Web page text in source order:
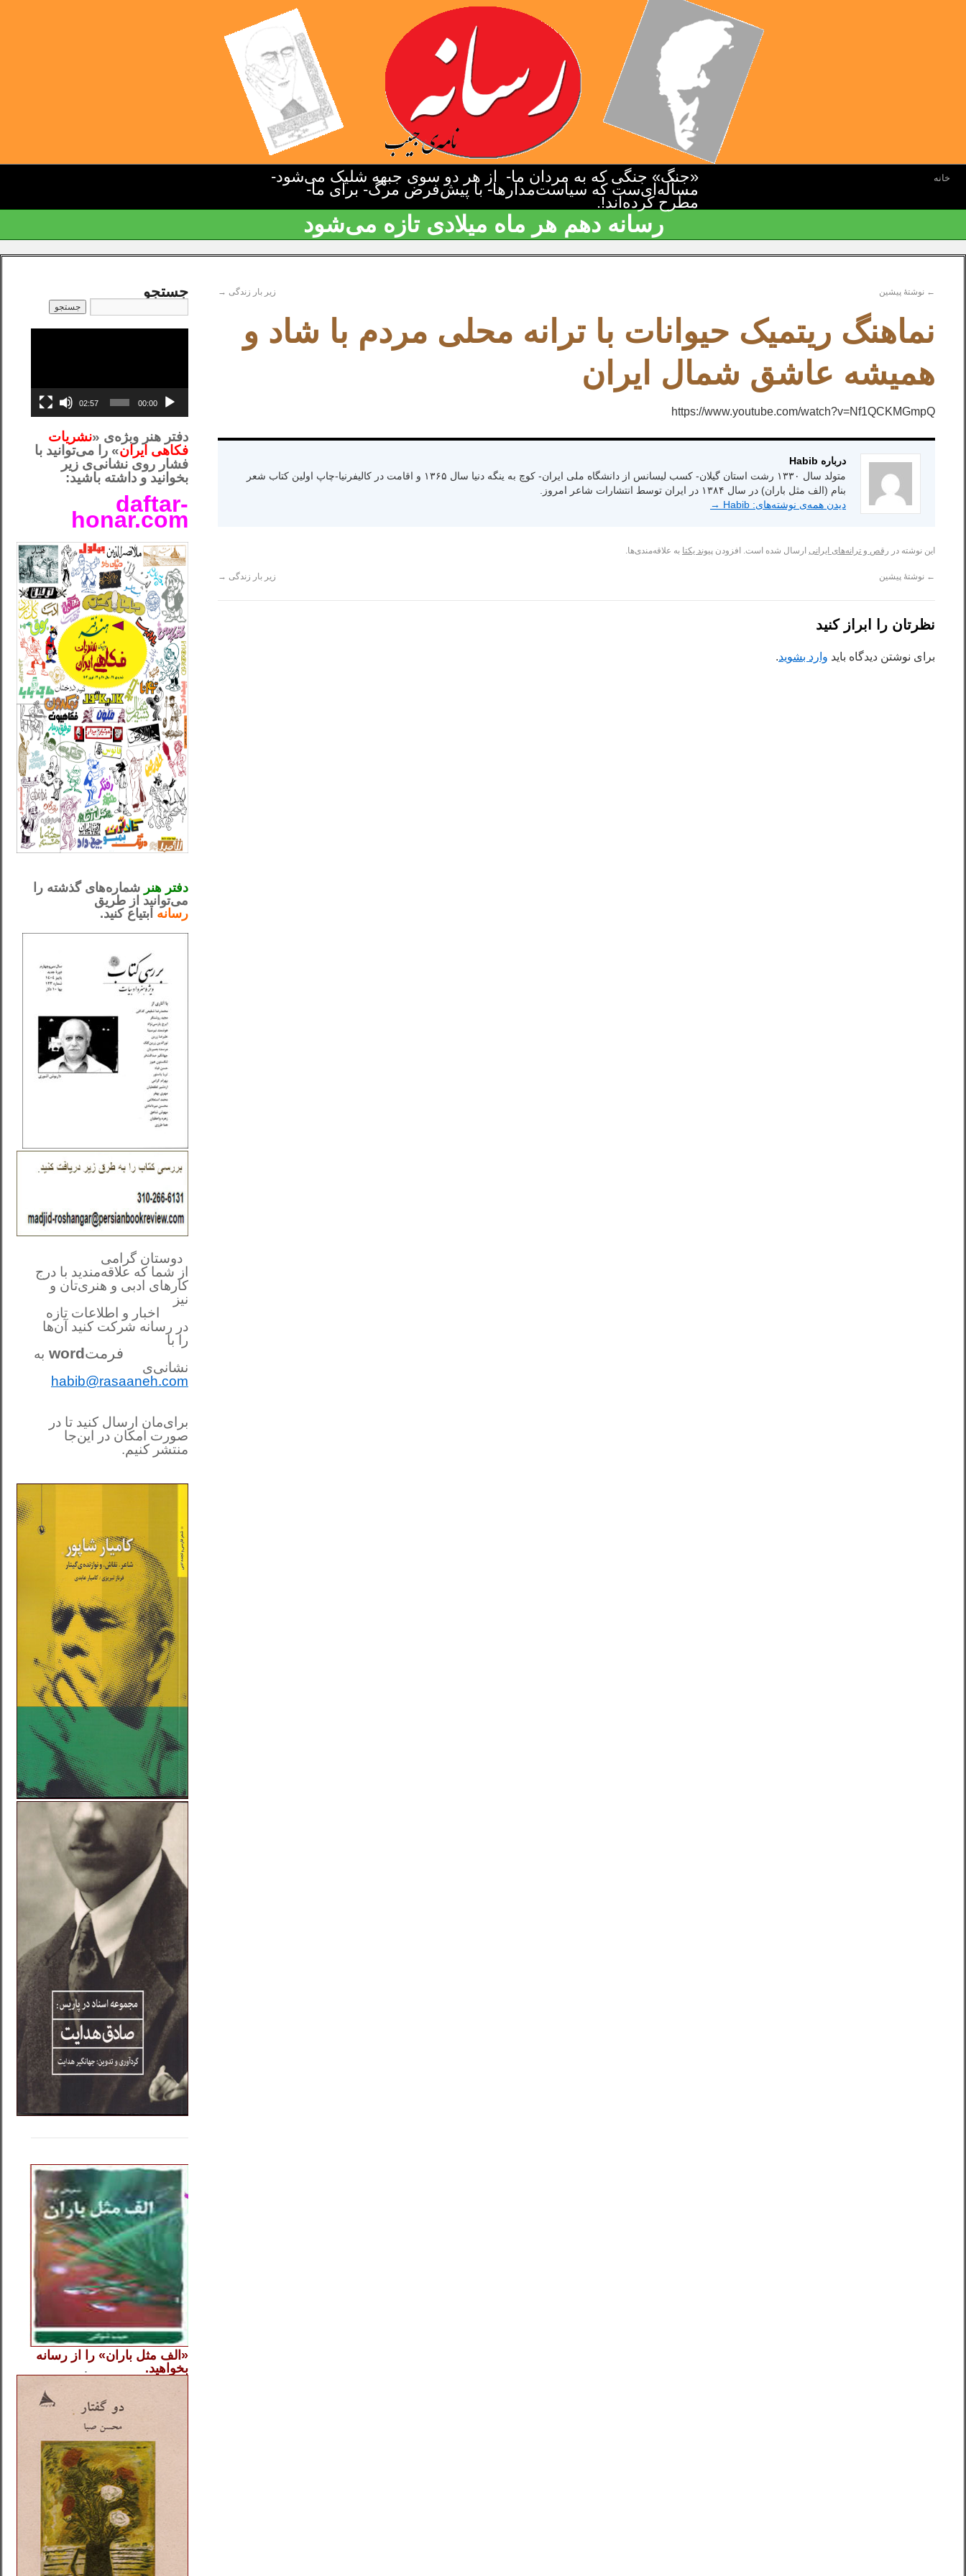
خانه «جنگ» جنگی که به مردان ما- از هر دو سوی جبهه شلیک می‌شود-
مسأله‌ای‌ست که سیاست‌مدارها- با پیش‌فرض مرگ- برای ما-
مطرح کرده‌اند!.
رسانه دهم هر ماه میلادی تازه می‌شود
← نوشتهٔ پیشین زیر بار زندگی →
نماهنگ ریتمیک حیوانات با ترانه محلی مردم با شاد و
همیشه عاشق شمال ایران
https://www.youtube.com/watch?v=Nf1QCKMGmpQ
درباره Habib
متولد سال ۱۳۳۰ رشت استان گیلان- کسب لیسانس از دانشگاه ملی ایران- کوچ به ینگه دنیا سال ۱۳۶۵ و اقامت در کالیفرنیا-چاپ اولین کتاب شعر
بنام (الف مثل باران) در سال ۱۳۸۴ در ایران توسط انتشارات شاعر امروز.
دیدن همه‌ی نوشته‌های: Habib
→
این نوشته در رقص و ترانه‌های ایرانی ارسال شده است. افزودن پیوند یکتا به علاقه‌مندی‌ها.
← نوشتهٔ پیشین زیر بار زندگی →
نظرتان را ابراز کنید
برای نوشتن دیدگاه باید وارد بشوید.
جستجو
00:00
02:57
دفتر هنر وبژه‌ی «نشریات
فکاهی ایران» را می‌توانید با
فشار روی نشانی‌ی زیر
بخوانید و داشته باشید:
daftar-
honar.com
دفتر هنر شماره‌های گذشته را
می‌توانید از طریق
رسانه ابتیاع کنید.
دوستان گرامی
از شما که علاقه‌مندید با درج
کارهای‌ ادبی و هنری‌تان و
نیز
اخبار و اطلاعات تازه
در رسانه شرکت کنید آن‌ها
را با
فرمتword به
نشانی‌ی
habib@rasaaneh.com
برای‌مان ارسال کنید تا در
صورت امکان در این‌جا
منتشر کنیم.
«الف مثل باران» را از رسانه
بخواهید.
.